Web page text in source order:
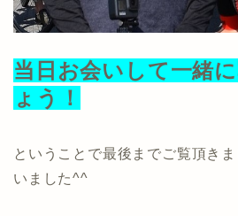
当日お会いして一緒
ょう！
ということで最後までご覧頂き
いました^^